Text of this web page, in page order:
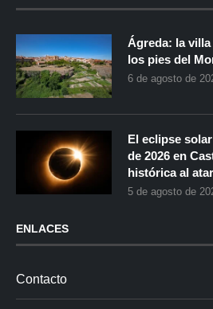
Ágreda: la
los pies del
6 de agosto de
El eclipse
de 2026 en
histórica al
5 de agosto de
ENLACES
Contacto